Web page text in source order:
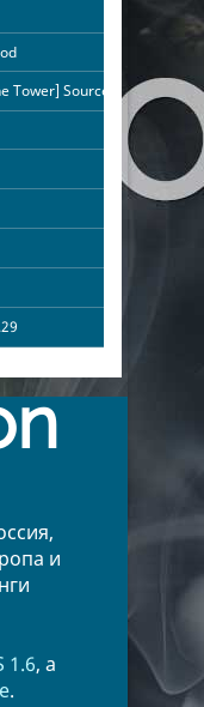
Tower] Source Karts
и
1.6, а
.